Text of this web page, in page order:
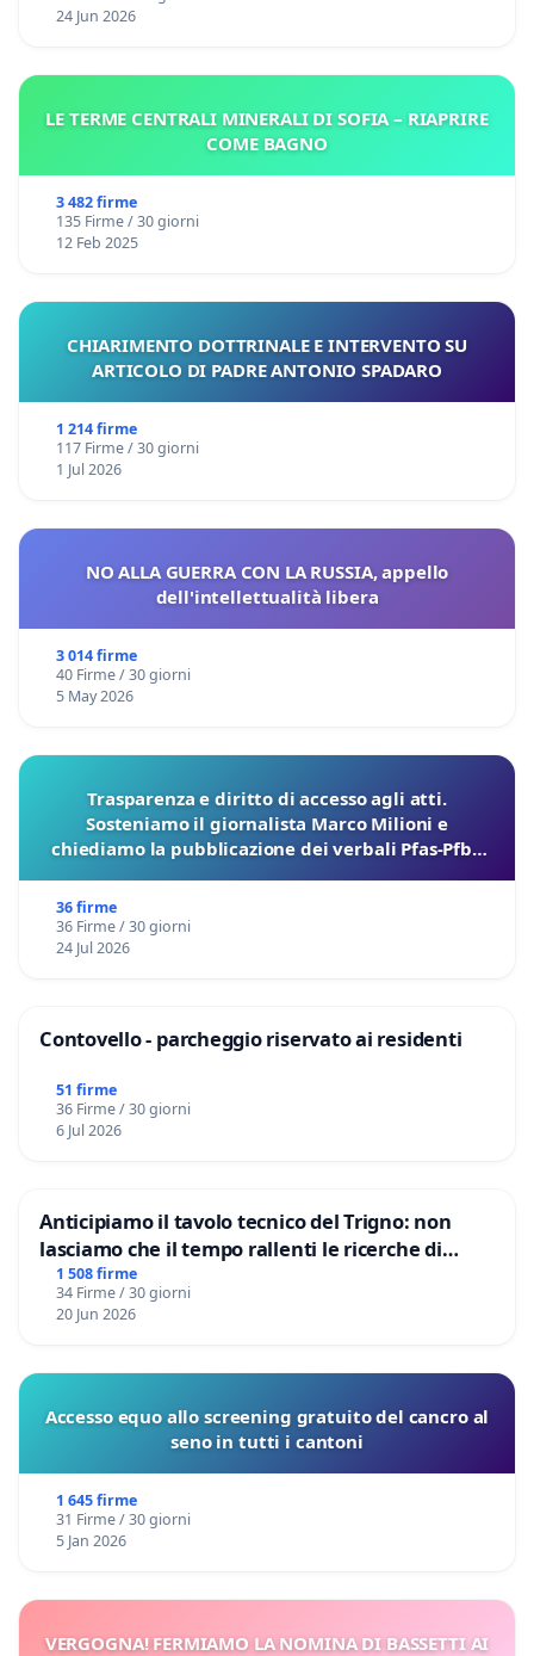
24 Jun 2026
LE TERME CENTRALI MINERALI DI SOFIA – RIAPRIRE
COME BAGNO
3 482 firme
135 Firme / 30 giorni
12 Feb 2025
CHIARIMENTO DOTTRINALE E INTERVENTO SU
ARTICOLO DI PADRE ANTONIO SPADARO
1 214 firme
117 Firme / 30 giorni
1 Jul 2026
NO ALLA GUERRA CON LA RUSSIA, appello
dell'intellettualità libera
3 014 firme
40 Firme / 30 giorni
5 May 2026
Trasparenza e diritto di accesso agli atti.
Sosteniamo il giornalista Marco Milioni e
chiediamo la pubblicazione dei verbali Pfas-Pfba
36 firme
36 Firme / 30 giorni
24 Jul 2026
Contovello - parcheggio riservato ai residenti
51 firme
36 Firme / 30 giorni
6 Jul 2026
Anticipiamo il tavolo tecnico del Trigno: non
lasciamo che il tempo rallenti le ricerche di
Domenico Racanati
1 508 firme
34 Firme / 30 giorni
20 Jun 2026
Accesso equo allo screening gratuito del cancro al
seno in tutti i cantoni
1 645 firme
31 Firme / 30 giorni
5 Jan 2026
VERGOGNA! FERMIAMO LA NOMINA DI BASSETTI AI